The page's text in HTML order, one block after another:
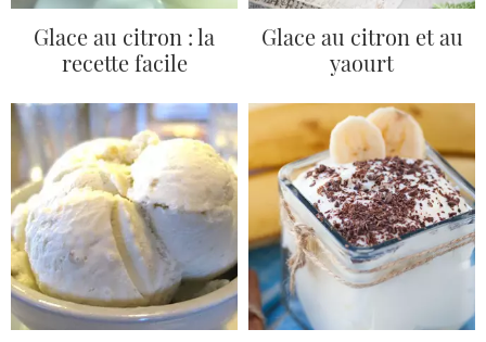
Glace au citron : la
recette facile
Glace au citron et au
yaourt